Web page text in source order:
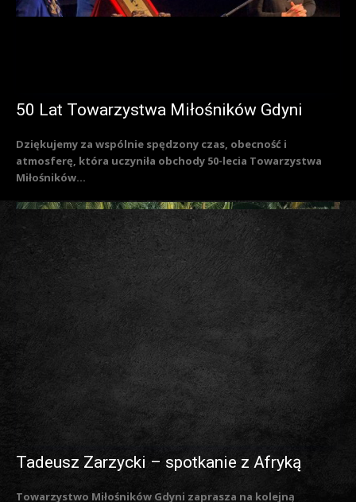
50 Lat Towarzystwa Miłośników Gdyni
Dziękujemy za wspólnie spędzony czas, obecność i
atmosferę, która uczyniła obchody 50-lecia Towarzystwa
Miłośników...
Tadeusz Zarzycki – spotkanie z Afryką
Towarzystwo Miłośników Gdyni zaprasza na kolejną